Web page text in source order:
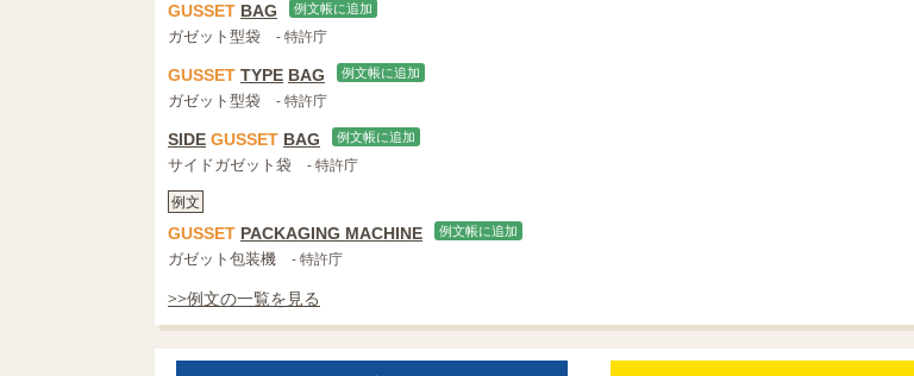
GUSSET BAG 例文帳に追加
ガゼット型袋 - 特許庁
GUSSET TYPE BAG 例文帳に追加
ガゼット型袋 - 特許庁
SIDE GUSSET BAG 例文帳に追加
サイドガゼット袋
- 特許庁
例文
GUSSET PACKAGING MACHINE 例文帳に追加
ガゼット包装機 - 特許庁
>>例文の一覧を見る